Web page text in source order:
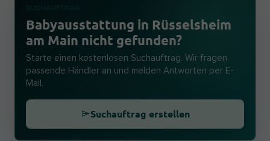
Babyausstattung in Rüsselsheim
am Main nicht gefunden?
Starte einen kostenlosen Suchauftrag. Wir fragen
passende Händler an und melden Antworten per E-
Mail.
Suchauftrag erstellen